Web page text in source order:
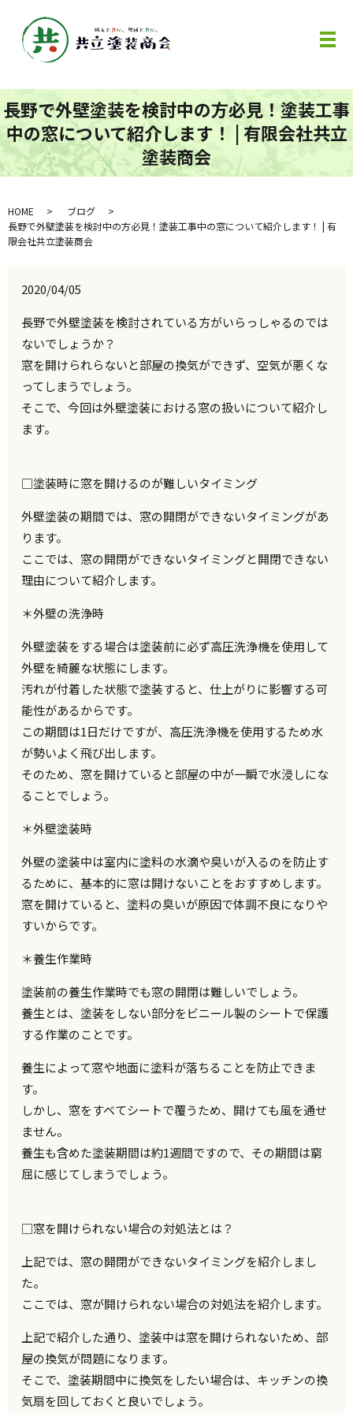
メ
長野で外壁塗装を検討中の方必見！塗装工事
中の窓について紹介します！ | 有限会社共立
塗装商会
HOME
ブログ
長野で外壁塗装を検討中の方必見！塗装工事中の窓について紹介します！ | 有
限会社共立塗装商会
2020/04/05
長野で外壁塗装を検討されている方がいらっしゃるのでは
ないでしょうか？
窓を開けられらないと部屋の換気ができず、空気が悪くな
ってしまうでしょう。
そこで、今回は外壁塗装における窓の扱いについて紹介し
ます。
□塗装時に窓を開けるのが難しいタイミング
外壁塗装の期間では、窓の開閉ができないタイミングがあ
ります。
ここでは、窓の開閉ができないタイミングと開閉できない
理由について紹介します。
＊外壁の洗浄時
外壁塗装をする場合は塗装前に必ず高圧洗浄機を使用して
外壁を綺麗な状態にします。
汚れが付着した状態で塗装すると、仕上がりに影響する可
能性があるからです。
この期間は1日だけですが、高圧洗浄機を使用するため水
が勢いよく飛び出します。
そのため、窓を開けていると部屋の中が一瞬で水浸しにな
ることでしょう。
＊外壁塗装時
外壁の塗装中は室内に塗料の水滴や臭いが入るのを防止す
るために、基本的に窓は開けないことをおすすめします。
窓を開けていると、塗料の臭いが原因で体調不良になりや
すいからです。
＊養生作業時
塗装前の養生作業時でも窓の開閉は難しいでしょう。
養生とは、塗装をしない部分をビニール製のシートで保護
する作業のことです。
養生によって窓や地面に塗料が落ちることを防止できま
す。
しかし、窓をすベてシートで覆うため、開けても風を通せ
ません。
養生も含めた塗装期間は約1週間ですので、その期間は窮
屈に感じてしまうでしょう。
□窓を開けられない場合の対処法とは？
上記では、窓の開閉ができないタイミングを紹介しまし
た。
ここでは、窓が開けられない場合の対処法を紹介します。
上記で紹介した通り、塗装中は窓を開けられないため、部
屋の換気が問題になります。
そこで、塗装期間中に換気をしたい場合は、キッチンの換
気扇を回しておくと良いでしょう。